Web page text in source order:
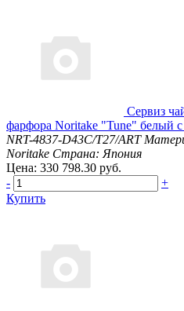
Сервиз
фарфора Noritake "Tune" белый
NRT-4837-D43C/T27/ART
Noritake Страна: Япония
Цена: 330 798.30 руб.
-
+
Купить